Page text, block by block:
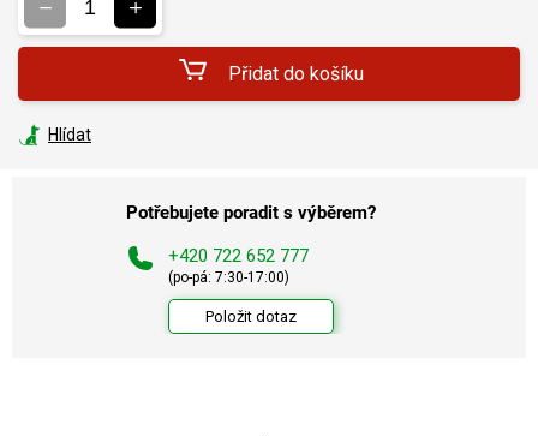
Přidat do košíku
Hlídat
Potřebujete poradit s výběrem?
+420 722 652 777
(po-pá: 7:30-17:00)
Položit dotaz